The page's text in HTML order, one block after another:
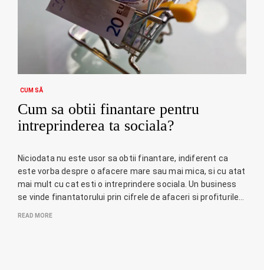
CUM SĂ
Cum sa obtii finantare pentru
intreprinderea ta sociala?
Niciodata nu este usor sa obtii finantare, indiferent ca
este vorba despre o afacere mare sau mai mica, si cu atat
mai mult cu cat esti o intreprindere sociala. Un business
se vinde finantatorului prin cifrele de afaceri si profiturile…
READ MORE